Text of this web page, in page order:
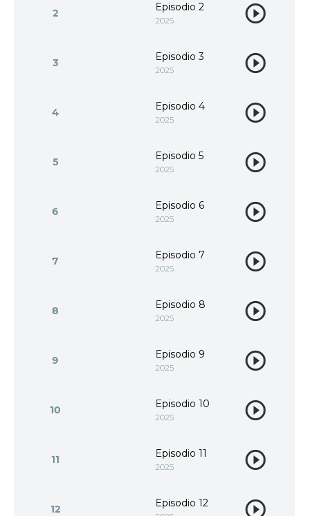
2 Episodio 2
2025
3 Episodio 3
2025
4 Episodio 4
2025
5 Episodio 5
2025
6 Episodio 6
2025
7 Episodio 7
2025
8 Episodio 8
2025
9 Episodio 9
2025
10 Episodio 10
2025
11 Episodio 11
2025
12 Episodio 12